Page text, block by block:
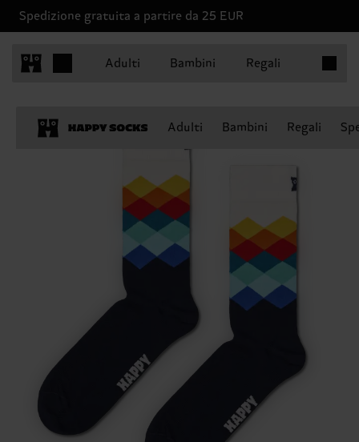
Spedizione gratuita a partire da 25 EUR
Adulti Bambini Regali
Adulti Bambini Regali